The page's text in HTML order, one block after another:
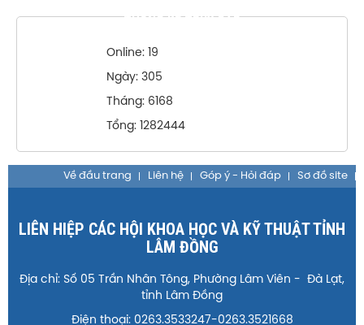
THỐNG KÊ TRUY CẬP
Online: 19
Ngày: 305
Tháng: 6168
Tổng: 1282444
Về đầu trang Liên hệ Góp ý - Hỏi đáp Sơ đồ site
LIÊN HIỆP CÁC HỘI KHOA HỌC VÀ KỸ THUẬT TỈNH
LÂM ĐỒNG
Địa chỉ: Số 05 Trần Nhân Tông, Phường Lâm Viên - Đà Lạt,
tỉnh Lâm Đồng
Điện thoại: 0263.3533247-0263.3521668